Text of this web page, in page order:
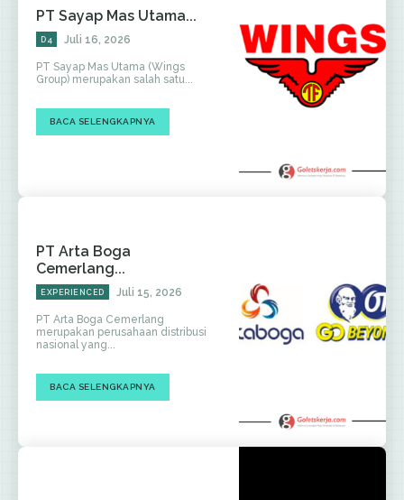
PT Sayap Mas Utama...
D4 Juli 16, 2026
PT Sayap Mas Utama (Wings
Group) merupakan salah satu...
BACA SELENGKAPNYA
PT Arta Boga
Cemerlang...
EXPERIENCED Juli 15, 2026
PT Arta Boga Cemerlang
merupakan perusahaan distribusi
nasional yang...
BACA SELENGKAPNYA